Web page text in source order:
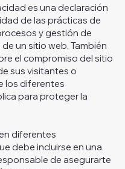
es una declaración
de las prácticas de
y gestión de
un sitio web. También
el compromiso del sitio
sus visitantes o
los diferentes
para proteger la
diferentes
debe incluirse en una
de asegurarte